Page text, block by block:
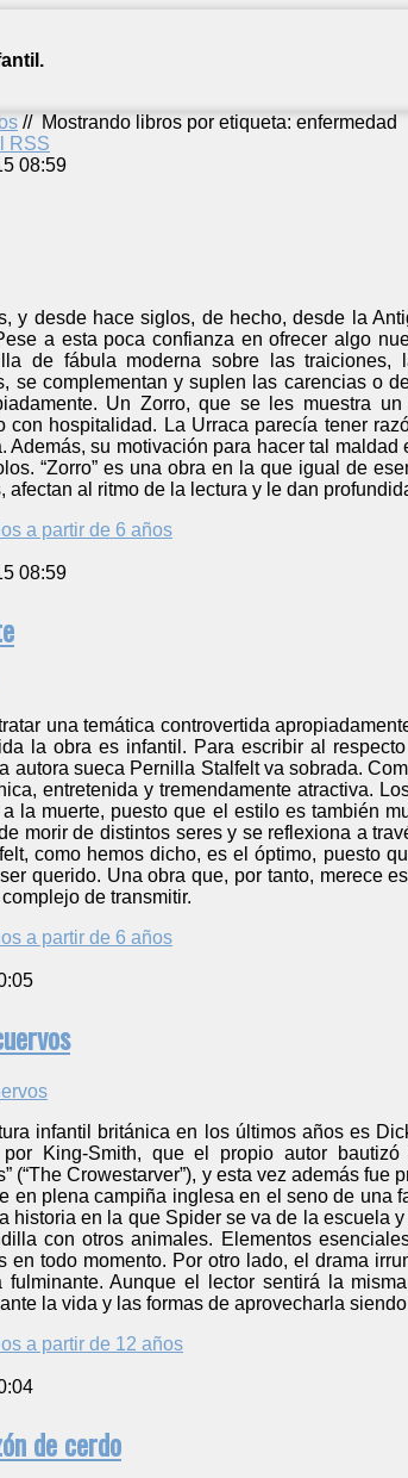
// Mostrando libros por etiqueta: enfermedad
RSS
08:59
y desde hace siglos, de hecho, desde la
a esta poca confianza en ofrecer algo
de fábula moderna sobre las
se complementan y suplen las carencias o
Un Zorro, que se les muestra
con hospitalidad. La Urraca parecía tener
Además, su motivación para hacer tal
“Zorro” es una obra en la que igual de
afectan al ritmo de la lectura y le dan
a partir de 6 años
08:59
una temática controvertida
la obra es infantil. Para escribir al
autora sueca Pernilla Stalfelt va sobrada.
entretenida y tremendamente atractiva.
la muerte, puesto que el estilo es también
morir de distintos seres y se reflexiona a
como hemos dicho, es el óptimo, puesto
querido. Una obra que, por tanto, merece
de transmitir.
a partir de 6 años
infantil británica en los últimos años es
King-Smith, que el propio autor bautizó
(“The Crowestarver”), y esta vez además
en plena campiña inglesa en el seno de
historia en la que Spider se va de la escuela
con otros animales. Elementos
en todo momento. Por otro lado, el drama
fulminante. Aunque el lector sentirá la
la vida y las formas de aprovecharla
a partir de 12 años
de cerdo